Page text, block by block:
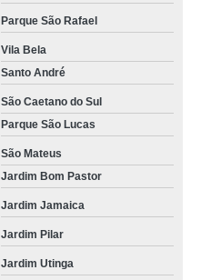
Parque São Rafael
Vila Bela
Santo André
São Caetano do Sul
Parque São Lucas
São Mateus
Jardim Bom Pastor
Jardim Jamaica
Jardim Pilar
Jardim Utinga